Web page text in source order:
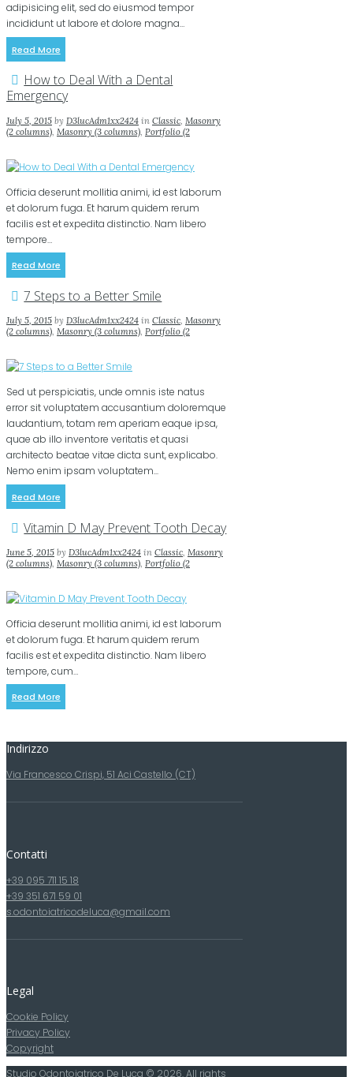
adipisicing elit, sed do eiusmod tempor
incididunt ut labore et dolore magna…
Read More
How to Deal With a Dental
Emergency
July 5, 2015 by D3lucAdm1xx2424 in Classic, Masonry
(2 columns), Masonry (3 columns), Portfolio (2
Officia deserunt mollitia animi, id est laborum
et dolorum fuga. Et harum quidem rerum
facilis est et expedita distinctio. Nam libero
tempore…
Read More
7 Steps to a Better Smile
July 5, 2015 by D3lucAdm1xx2424 in Classic, Masonry
(2 columns), Masonry (3 columns), Portfolio (2
Sed ut perspiciatis, unde omnis iste natus
error sit voluptatem accusantium doloremque
laudantium, totam rem aperiam eaque ipsa,
quae ab illo inventore veritatis et quasi
architecto beatae vitae dicta sunt, explicabo.
Nemo enim ipsam voluptatem...
Read More
Vitamin D May Prevent Tooth Decay
June 5, 2015 by D3lucAdm1xx2424 in Classic, Masonry
(2 columns), Masonry (3 columns), Portfolio (2
Officia deserunt mollitia animi, id est laborum
et dolorum fuga. Et harum quidem rerum
facilis est et expedita distinctio. Nam libero
tempore, cum…
Read More
Indirizzo
Via Francesco Crispi, 51 Aci Castello (CT)
Contatti
+39 095 711 15 18
+39 351 671 59 01
s.odontoiatricodeluca@gmail.com
Legal
Cookie Policy
Privacy Policy
Copyright
Studio Odontoiatrico De Luca © 2026. All rights